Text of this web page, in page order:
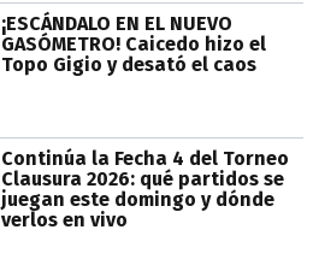
¡ESCÁNDALO EN EL NUEVO
GASÓMETRO! Caicedo hizo el
Topo Gigio y desató el caos
Continúa la Fecha 4 del Torneo
Clausura 2026: qué partidos se
juegan este domingo y dónde
verlos en vivo